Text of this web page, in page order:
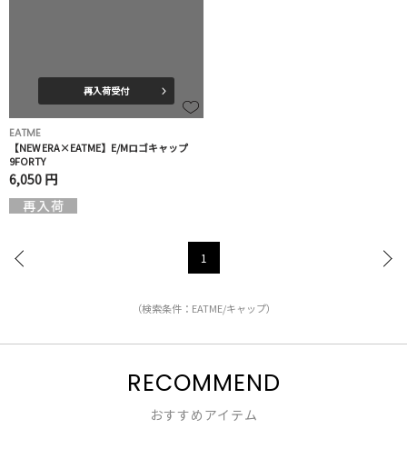
再入荷受付
EATME
【NEW ERA×EATME】E/Mロゴキャップ
9FORTY
6,050 円
1
（検索条件：EATME/キャップ）
RECOMMEND
おすすめアイテム